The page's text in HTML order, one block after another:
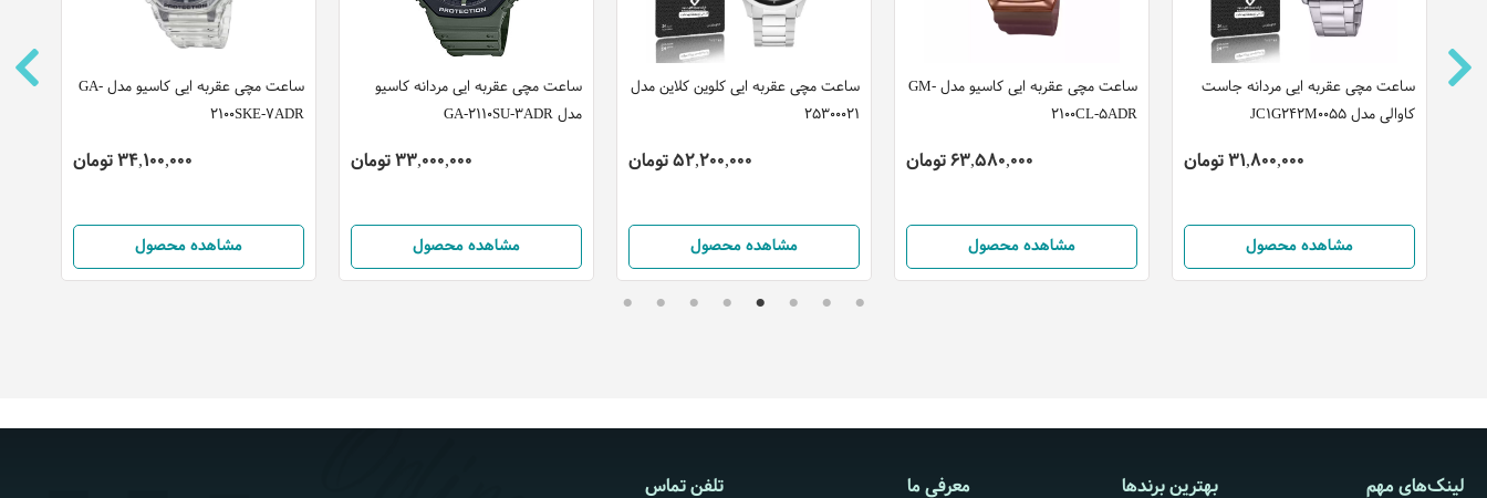
ساعت مچی عقربه ایی کاسیو مدل GA-
2100SKE-7ADR
34,100,000 تومان
مشاهده محصول
ساعت مچی عقربه ایی مردانه کاسیو
مدل GA-2110SU-3ADR
33,000,000 تومان
مشاهده محصول
ساعت مچی عقربه ایی کلوین کلاین مدل
25300021
52,200,000 تومان
مشاهده محصول
ساعت مچی عقربه ایی کاسیو مدل GM-
2100CL-5ADR
63,580,000 تومان
مشاهده محصول
ساعت مچی عقربه ایی مردانه جاست
کاوالی مدل JC1G242M0055
31,800,000 تومان
مشاهده محصول
لینک‌های مهم بهترین برندها معرفی ما تلفن تماس